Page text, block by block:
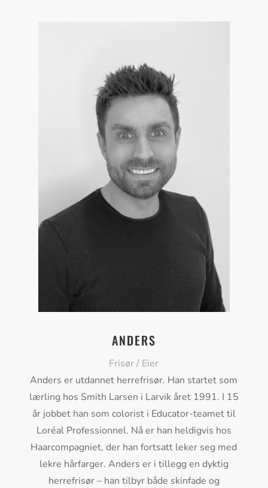
ANDERS
Frisør / Eier
Anders er utdannet herrefrisør. Han startet som
lærling hos Smith Larsen i Larvik året 1991. I 15
år jobbet han som colorist i Educator-teamet til
Loréal Professionnel. Nå er han heldigvis hos
Haarcompagniet, der han fortsatt leker seg med
lekre hårfarger. Anders er i tillegg en dyktig
herrefrisør – han tilbyr både skinfade og